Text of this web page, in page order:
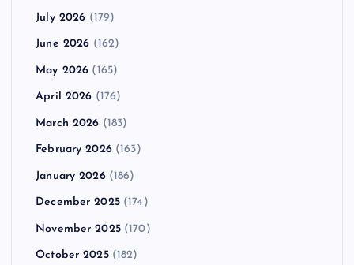
July 2026 (179)
June 2026 (162)
May 2026 (165)
April 2026 (176)
March 2026 (183)
February 2026(163)
January 2026(186)
December 2025(174)
November 2025(170)
October 2025(182)